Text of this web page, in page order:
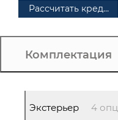
Рассчитать кредит
Комплектация
Экстерьер 4